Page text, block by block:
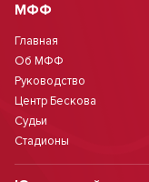
МФФ
Главная
Об МФФ
Руководство
Центр Бескова
Судьи
Стадионы